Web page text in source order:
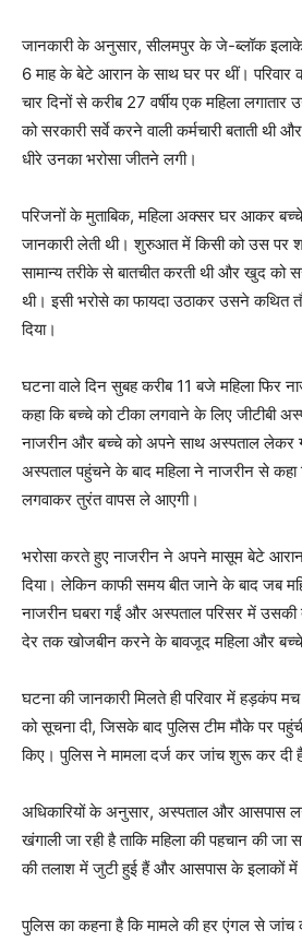
जानकारी के अनुसार, सीलमपुर के जे-ब्लॉक
6 माह के बेटे आरान के साथ घर पर थीं। परिवार
चार दिनों से करीब 27 वर्षीय एक महिला
को सरकारी सर्वे करने वाली कर्मचारी बताती थी
धीरे उनका भरोसा जीतने लगी।
परिजनों के मुताबिक, महिला अक्सर घर आकर
जानकारी लेती थी। शुरुआत में किसी को उस पर
सामान्य तरीके से बातचीत करती थी और खुद को
थी। इसी भरोसे का फायदा उठाकर उसने कथित
दिया।
घटना वाले दिन सुबह करीब 11 बजे महिला फिर
कहा कि बच्चे को टीका लगवाने के लिए जीटीबी
नाजरीन और बच्चे को अपने साथ अस्पताल लेकर
अस्पताल पहुंचने के बाद महिला ने नाजरीन से कहा
लगवाकर तुरंत वापस ले आएगी।
भरोसा करते हुए नाजरीन ने अपने मासूम बेटे
दिया। लेकिन काफी समय बीत जाने के बाद जब
नाजरीन घबरा गईं और अस्पताल परिसर में
देर तक खोजबीन करने के बावजूद महिला और बच्चे
घटना की जानकारी मिलते ही परिवार में हड़कंप
को सूचना दी, जिसके बाद पुलिस टीम मौके पर
किए। पुलिस ने मामला दर्ज कर जांच शुरू कर दी
अधिकारियों के अनुसार, अस्पताल और आसपास
खंगाली जा रही है ताकि महिला की पहचान की
की तलाश में जुटी हुई हैं और आसपास के इलाकों में
पुलिस का कहना है कि मामले की हर एंगल से जांच